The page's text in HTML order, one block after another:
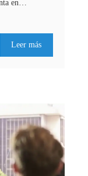
en…
Leer más